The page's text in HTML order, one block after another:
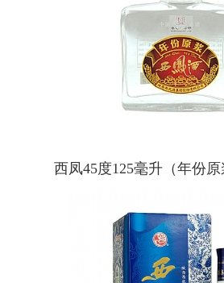
西凤45度125毫升（年份原